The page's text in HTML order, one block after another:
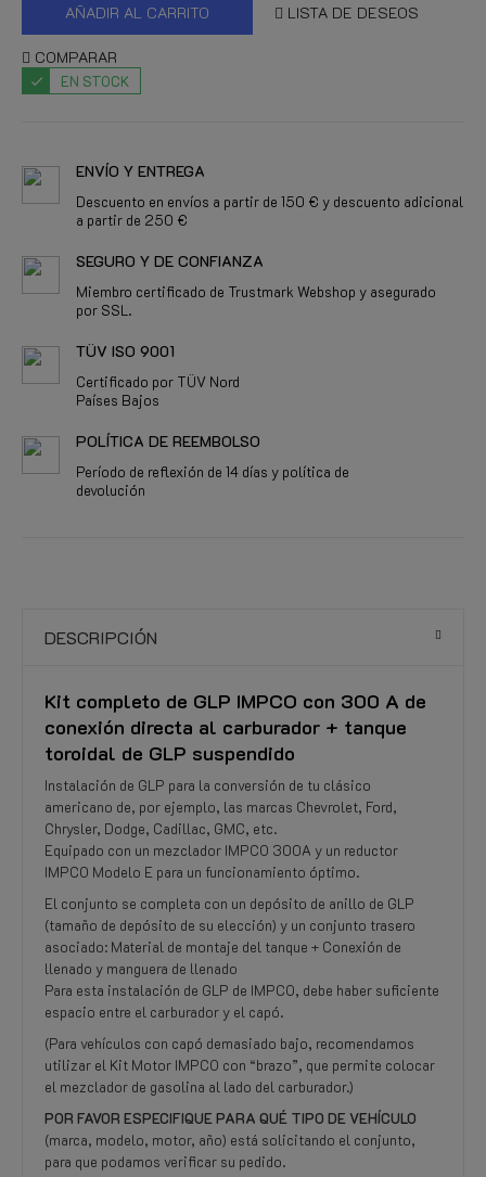
AÑADIR AL CARRITO LISTA DE DESEOS
COMPARAR
EN STOCK
ENVÍO Y ENTREGA
Descuento en envíos a partir de 150 € y descuento adicional
a partir de 250 €
SEGURO Y DE CONFIANZA
Miembro certificado de Trustmark Webshop y asegurado
por SSL.
TÜV ISO 9001
Certificado por TÜV Nord
Países Bajos
POLÍTICA DE REEMBOLSO
Período de reflexión de 14 días y política de
devolución
DESCRIPCIÓN
Kit completo de GLP IMPCO con 300 A de
conexión directa al carburador + tanque
toroidal de GLP suspendido
Instalación de GLP para la conversión de tu clásico
americano de, por ejemplo, las marcas Chevrolet, Ford,
Chrysler, Dodge, Cadillac, GMC, etc.
Equipado con un mezclador IMPCO 300A y un reductor
IMPCO Modelo E para un funcionamiento óptimo.
El conjunto se completa con un depósito de anillo de GLP
(tamaño de depósito de su elección) y un conjunto trasero
asociado: Material de montaje del tanque + Conexión de
llenado y manguera de llenado
Para esta instalación de GLP de IMPCO, debe haber suficiente
espacio entre el carburador y el capó.
(Para vehículos con capó demasiado bajo, recomendamos
utilizar el Kit Motor IMPCO con “brazo”, que permite colocar
el mezclador de gasolina al lado del carburador.)
POR FAVOR ESPECIFIQUE PARA QUÉ TIPO DE VEHÍCULO
(marca, modelo, motor, año) está solicitando el conjunto,
para que podamos verificar su pedido.